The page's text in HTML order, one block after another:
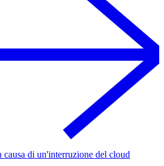
causa di un'interruzione del cloud